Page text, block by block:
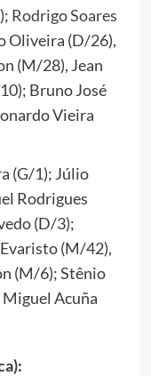
Rodrigo Soares
Oliveira (D/26),
(M/28), Jean
Bruno José
Vieira
(G/1); Júlio
Rodrigues
(D/3);
(M/42),
(M/6); Stênio
Acuña